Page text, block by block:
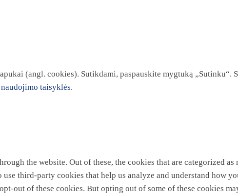
(angl. cookies). Sutikdami, paspauskite mygtuką „Sutinku“.
taisyklės.
the website. Out of these, the cookies that are categorized as
third-party cookies that help us analyze and understand how
out of these cookies. But opting out of some of these cookies